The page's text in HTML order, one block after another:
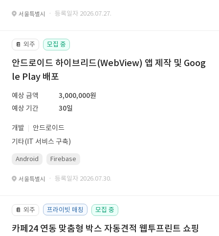
서울특별시 · 등록일자 2026.07.27.
📔 외주 모집 중
안드로이드 하이브리드(WebView) 앱 제작 및 Goog
le Play 배포
예상 금액
3,000,000원
예상 기간
30일
개발
안드로이드
기타(IT 서비스 구축)
Android Firebase
서울특별시 · 등록일자 2026.07.30.
📔 외주 프라이빗 매칭 모집 중
카페24 연동 맞춤형 박스 자동견적 웹투프린트 쇼핑